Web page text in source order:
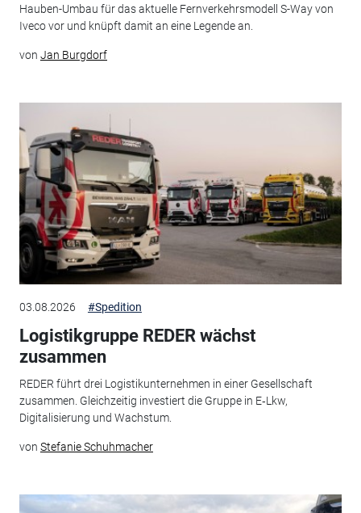
Hauben-Umbau für das aktuelle Fernverkehrsmodell S-Way von
Iveco vor und knüpft damit an eine Legende an.
von Jan Burgdorf
03.08.2026 #Spedition
Logistikgruppe REDER wächst
zusammen
REDER führt drei Logistikunternehmen in einer Gesellschaft
zusammen. Gleichzeitig investiert die Gruppe in E‑Lkw,
Digitalisierung und Wachstum.
von Stefanie Schuhmacher